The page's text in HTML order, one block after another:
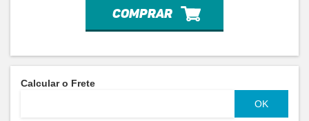
comprar
Calcular o Frete